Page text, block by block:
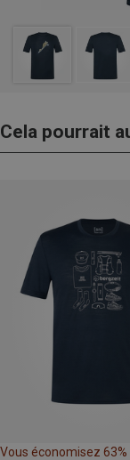
Cela pourrait
Vous économisez 63%